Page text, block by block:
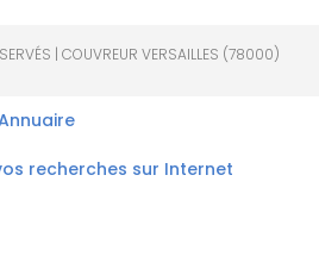
| COUVREUR VERSAILLES (78000)
recherches sur Internet